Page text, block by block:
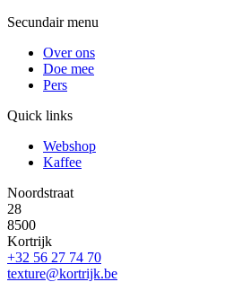
Secundair menu
Over ons
Doe mee
Pers
Quick links
Webshop
Kaffee
Noordstraat
28
8500
Kortrijk
+32 56 27 74 70
texture@kortrijk.be